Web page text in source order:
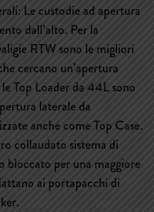
Le custodie ad apertura
dall’alto. Per la
RTW sono le migliori
cercano un’apertura
Top Loader da 44L sono
laterale da
anche come Top Case.
collaudato sistema di
bloccato per una maggiore
ai portapacchi di